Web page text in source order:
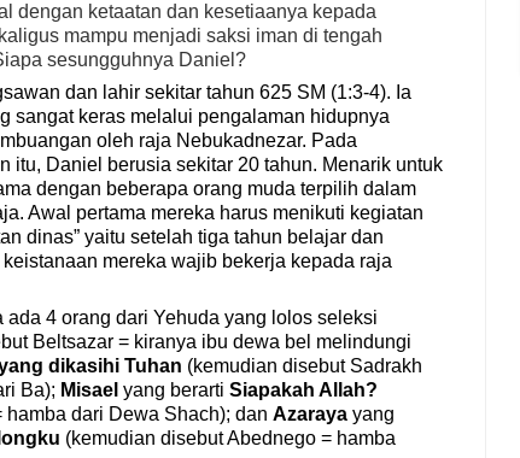
dengan ketaatan dan kesetiaanya kepada
mampu menjadi saksi iman di tengah
sesungguhnya Daniel?
dan lahir sekitar tahun 625 SM (1:3-4). a
sangat keras melalui pengalaman hidupnya
oleh raja Nebukadnezar. Pada
itu, Daniel berusia sekitar 20 tahun. Menarik untuk
dengan beberapa orang muda terpilih dalam
Awal pertama mereka harus menikuti kegiatan
dinas” yaitu setelah tiga tahun belajar dan
mereka wajib bekerja kepada raja
4 orang dari Yehuda yang lolos seleksi
Beltsazar = kiranya ibu dewa bel melindungi
dikasihi Tuhan (kemudian disebut Sadrakh
Ba); Misael yang berarti Siapakah Allah?
hamba dari Dewa Shach); dan Azaraya yang
(kemudian disebut Abednego = hamba